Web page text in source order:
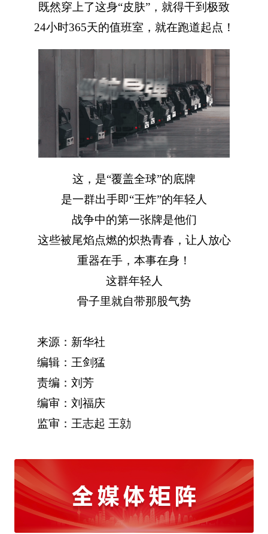
既然穿上了这身“皮肤”，就得干到极致
24小时365天的值班室，就在跑道起点！
这，是“覆盖全球”的底牌
是一群出手即“王炸”的年轻人
战争中的第一张牌是他们
这些被尾焰点燃的炽热青春，让人放心
重器在手，本事在身！
这群年轻人
骨子里就自带那股气势
来源：新华社
编辑：王剑猛
责编：刘芳
编审：刘福庆
监审：王志起 王勍